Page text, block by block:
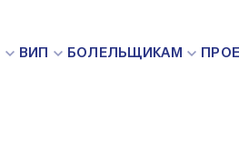
ВИП БОЛЕЛЬЩИКАМ